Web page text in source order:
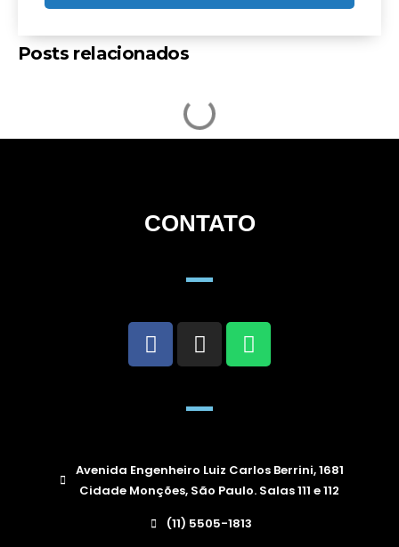
Posts relacionados
CONTATO
Avenida Engenheiro Luiz Carlos Berrini, 1681
Cidade Monções, São Paulo. Salas 111 e 112
(11) 5505-1813